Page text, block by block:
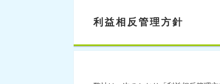
利益相反管理方針